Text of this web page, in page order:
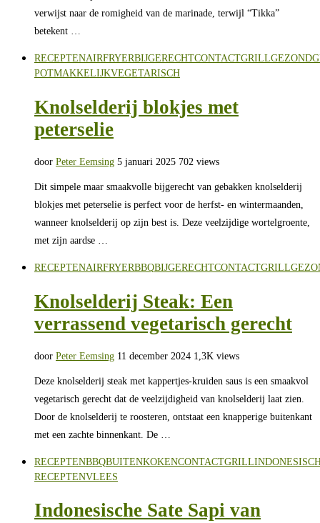
verwijst naar de romigheid van de marinade, terwijl “Tikka”
betekent …
RECEPTENAIRFRYERBIJGERECHTCONTACTGRILLGEZOND
POTMAKKELIJKVEGETARISCH
Knolselderij blokjes met
peterselie
door Peter Eemsing 5 januari 2025 702 views
Dit simpele maar smaakvolle bijgerecht van gebakken knolselderij
blokjes met peterselie is perfect voor de herfst- en wintermaanden,
wanneer knolselderij op zijn best is. Deze veelzijdige wortelgroente,
met zijn aardse …
RECEPTENAIRFRYERBBQBIJGERECHTCONTACTGRILL
Knolselderij Steak: Een
verrassend vegetarisch gerecht
door Peter Eemsing 11 december 2024 1,3K views
Deze knolselderij steak met kappertjes-kruiden saus is een smaakvol
vegetarisch gerecht dat de veelzijdigheid van knolselderij laat zien.
Door de knolselderij te roosteren, ontstaat een knapperige buitenkant
met een zachte binnenkant. De …
RECEPTENBBQBUITENKOKENCONTACTGRILL
RECEPTENVLEES
Indonesische Sate Sapi van